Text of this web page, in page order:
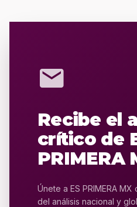
mail
Recibe el
crítico de
PRIMERA
Únete a ES PRIMERA
del análisis nacional y